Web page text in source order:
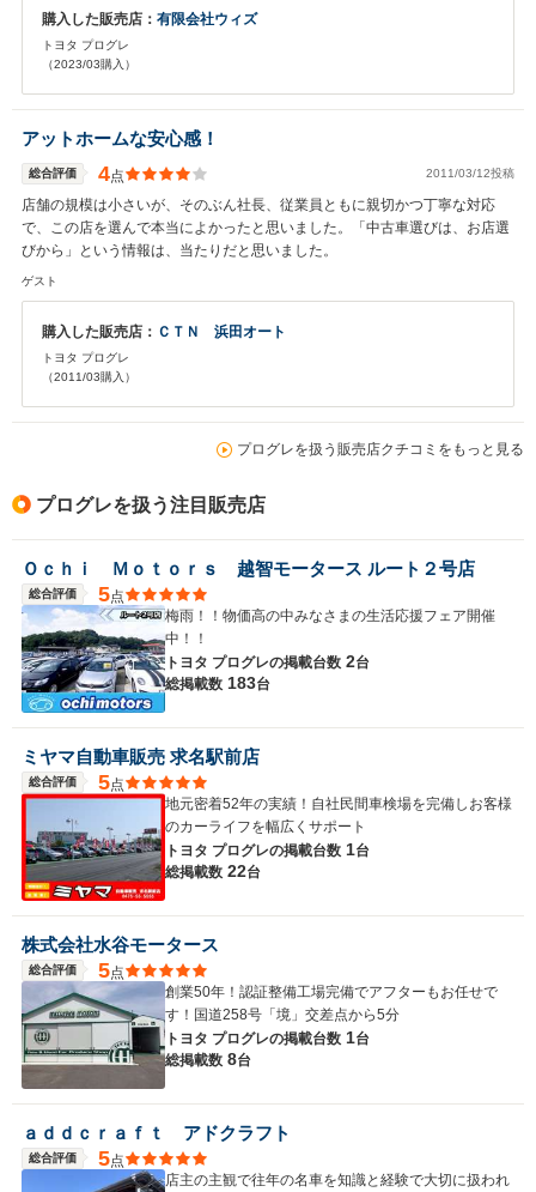
購入した販売店： 有限会社ウィズ
トヨタ プログレ
（2023/03購入）
アットホームな安心感！
総合評価 4点 2011/03/12投稿
店舗の規模は小さいが、そのぶん社長、従業員ともに親切かつ丁寧な対応
で、この店を選んで本当によかったと思いました。「中古車選びは、お店選
びから」という情報は、当たりだと思いました。
ゲスト
購入した販売店： ＣＴＮ 浜田オート
トヨタ プログレ
（2011/03購入）
プログレを扱う販売店クチコミをもっと見る
プログレを扱う注目販売店
Ｏｃｈｉ Ｍｏｔｏｒｓ 越智モータース ルート２号店
総合評価 5点
梅雨！！物価高の中みなさまの生活応援フェア開催
中！！
トヨタ プログレの掲載台数 2台
総掲載数 183台
ミヤマ自動車販売 求名駅前店
総合評価 5点
地元密着52年の実績！自社民間車検場を完備しお客様
のカーライフを幅広くサポート
トヨタ プログレの掲載台数 1台
総掲載数 22台
株式会社水谷モータース
総合評価 5点
創業50年！認証整備工場完備でアフターもお任せで
す！国道258号「境」交差点から5分
トヨタ プログレの掲載台数 1台
総掲載数 8台
ａｄｄｃｒａｆｔ アドクラフト
総合評価 5点
店主の主観で往年の名車を知識と経験で大切に扱われ